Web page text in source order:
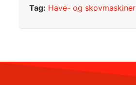
Tag: Have- og skovmaskiner